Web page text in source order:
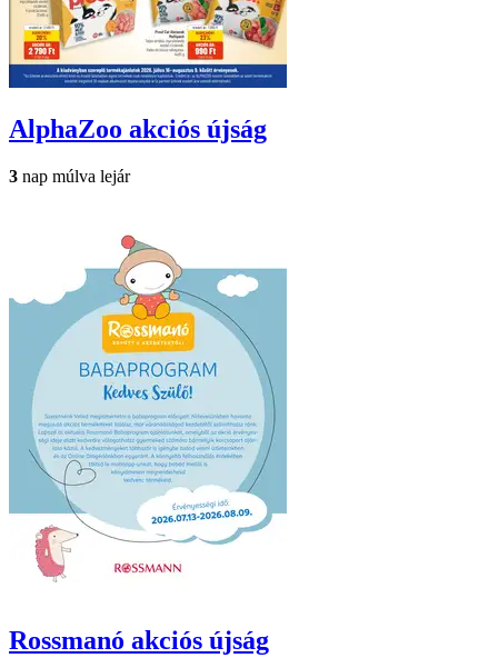
AlphaZoo akciós újság
3 nap múlva lejár
Rossmanó akciós újság